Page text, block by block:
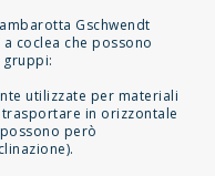
Gschwendt
coclea che possono
gruppi:
utilizzate per materiali
in orizzontale
però